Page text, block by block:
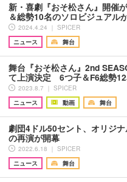
新・喜劇『おそ松さん』開催
＆総勢10名のソロビジュアル
2024.4.24 ｜ SPICER
ニュース
舞台
舞台『おそ松さん』2nd
て上演決定 6つ子＆F6総勢
2023.8.7 ｜ SPICER
ニュース
動画 舞台
劇団4ドル50セント、オリジ
の再演が開幕
2022.6.18 ｜ SPICER
ニュース
舞台